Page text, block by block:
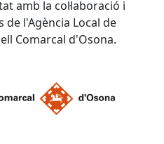
amb la col·laboració i
de l'Agència Local de
Comarcal d'Osona.